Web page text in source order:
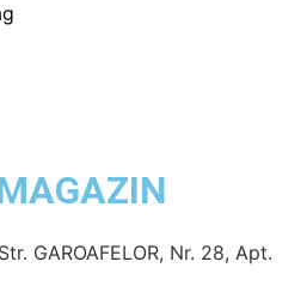
GAROAFELOR, Nr. 28, Apt.